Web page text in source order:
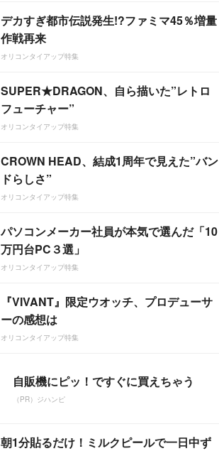
デカすぎ都市伝説発生!?ファミマ45％増量
作戦再来
オリコンタイアップ特集
SUPER★DRAGON、自ら描いた”レトロ
フューチャー”
オリコンタイアップ特集
CROWN HEAD、結成1周年で見えた”バン
ドらしさ”
オリコンタイアップ特集
パソコンメーカー社員が本気で選んだ「10
万円台PC３選」
オリコンタイアップ特集
『VIVANT』限定ウオッチ、プロデューサ
ーの感想は
オリコンタイアップ特集
自販機にピッ！ですぐに買えちゃう
（PR）ジハンピ
朝1分貼るだけ！ミルクピールで一日中ず